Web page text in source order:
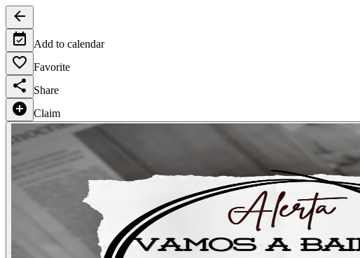
Add to calendar
Favorite
Share
Claim